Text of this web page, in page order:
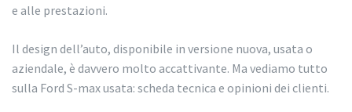
e alle prestazioni.
Il design dell’auto, disponibile in versione nuova, usata o
aziendale, è davvero molto accattivante. Ma vediamo tutto
sulla Ford S-max usata: scheda tecnica e opinioni dei clienti.